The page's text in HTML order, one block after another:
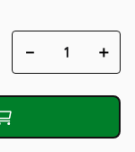
＋
－